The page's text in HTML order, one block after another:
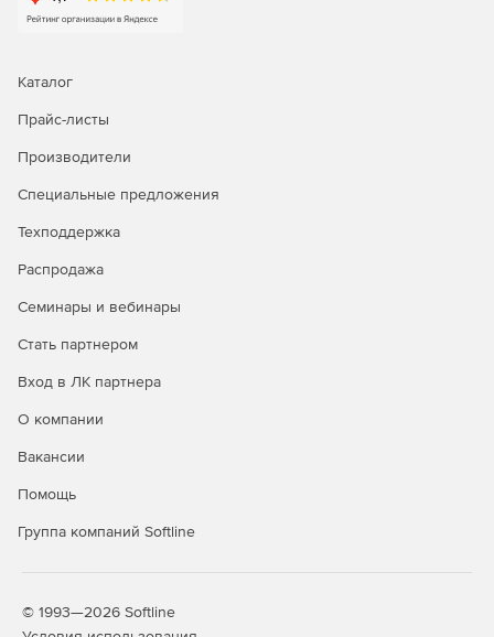
Каталог
Прайс-листы
Производители
Специальные предложения
Техподдержка
Распродажа
Семинары и вебинары
Стать партнером
Вход в ЛК партнера
О компании
Вакансии
Помощь
Группа компаний Softline
© 1993—2026 Softline